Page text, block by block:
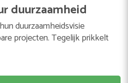
duurzaamheid
duurzaamheidsvisie
projecten. Tegelijk prikkelt